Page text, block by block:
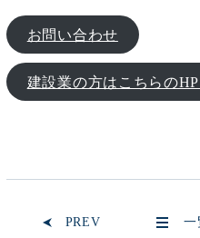
お問い合わせ
建設業の方はこちらの
PREV 一